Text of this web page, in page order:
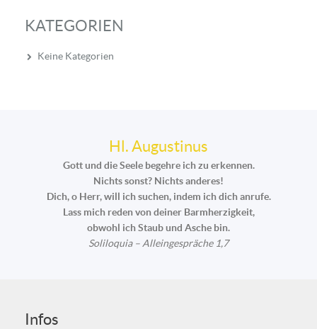
KATEGORIEN
Keine Kategorien
Hl. Augustinus
Gott und die Seele begehre ich zu erkennen.
Nichts sonst? Nichts anderes!
Dich, o Herr, will ich suchen, indem ich dich anrufe.
Lass mich reden von deiner Barmherzigkeit,
obwohl ich Staub und Asche bin.
Soliloquia – Alleingespräche 1,7
Infos